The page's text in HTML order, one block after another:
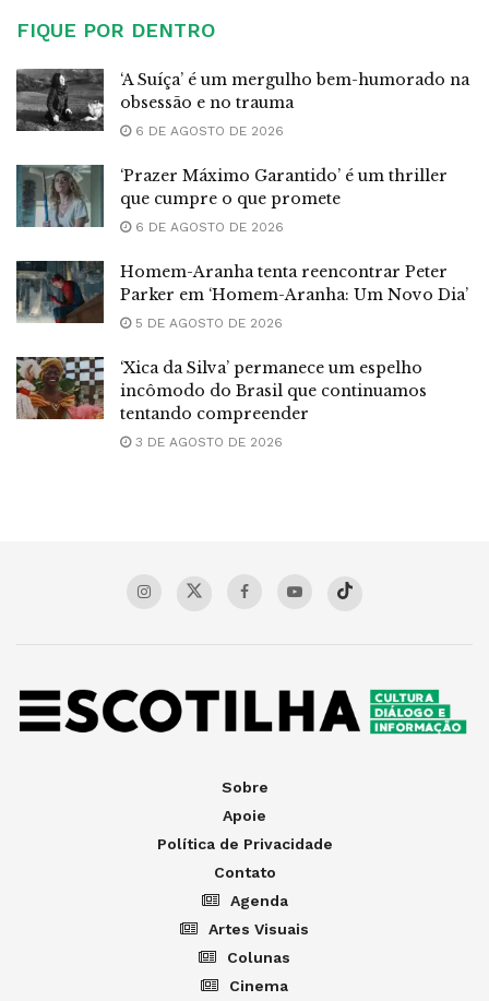
FIQUE POR DENTRO
‘A Suíça’ é um mergulho bem-humorado na
obsessão e no trauma
6 DE AGOSTO DE 2026
‘Prazer Máximo Garantido’ é um thriller
que cumpre o que promete
6 DE AGOSTO DE 2026
Homem-Aranha tenta reencontrar Peter
Parker em ‘Homem-Aranha: Um Novo Dia’
5 DE AGOSTO DE 2026
‘Xica da Silva’ permanece um espelho
incômodo do Brasil que continuamos
tentando compreender
3 DE AGOSTO DE 2026
Sobre
Apoie
Política de Privacidade
Contato
Agenda
Artes Visuais
Colunas
Cinema